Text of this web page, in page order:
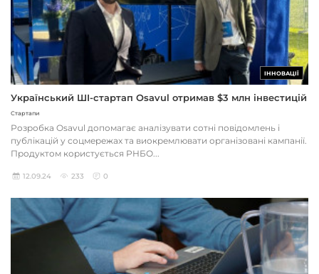
ІННОВАЦІЇ
Український ШІ-стартап Osavul отримав $3 млн інвестицій
Стартапи
Розробка Osavul допомагає аналізувати сотні повідомлень і
публікацій у соцмережах та виокремлювати організовані кампанії.
Продуктом користується РНБО...
12.09.24 233 0